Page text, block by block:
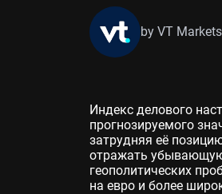
by VT Markets
Индекс делового
прогнозируемого
затрудняя её
отражать убывающую
геополитических
на евро и более